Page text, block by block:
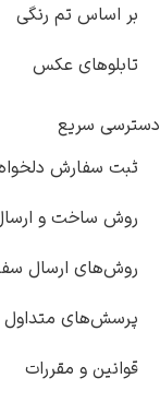
اساس تم رنگی
عکس
سریع
سفارش دلخواه
ساخت و ارسال
ارسال
متداول
و مقررات